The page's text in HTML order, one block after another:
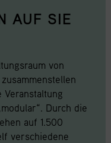
AUF SIE
von
Durch die
auf 1.500
verschiedene